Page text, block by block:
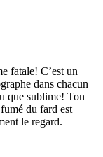
fatale! C’est un
dans chacun
que sublime! Ton
du fard est
le regard.